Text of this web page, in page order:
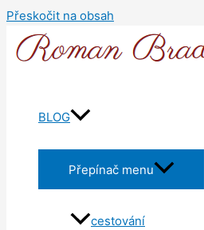
Přeskočit na obsah
BLOG
Přepínač menu
cestování